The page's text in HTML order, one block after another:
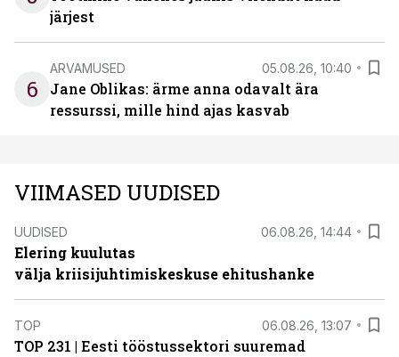
järjest
6
ARVAMUSED 05.08.26, 10:40
Jane Oblikas: ärme anna odavalt ära
ressurssi, mille hind ajas kasvab
VIIMASED UUDISED
UUDISED 06.08.26, 14:44
Elering kuulutas
välja kriisijuhtimiskeskuse ehitushanke
TOP 06.08.26, 13:07
TOP 231 | Eesti tööstussektori suuremad